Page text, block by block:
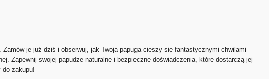
je już dziś i obserwuj, jak Twoja papuga cieszy się fantastycznymi chwilami
Zapewnij swojej papudze naturalne i bezpieczne doświadczenia, które dostarczą jej
do zakupu!